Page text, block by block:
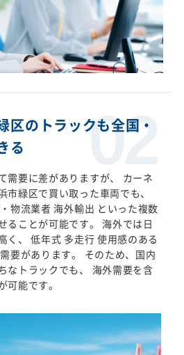
区のトラックも全国・
る
需要に差がありますが、 カーネ
市緑区で買い取った車両でも、
物流業者 海外輸出 といった複数
ることが可能です。 海外では日
く、 低年式 多走行 使用感のある
要があります。 そのため、国内
なトラックでも、 海外需要を含
可能です。